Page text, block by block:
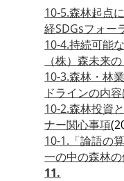
10-5.森林起点
経SDGsフォー
10-4.持続可能
（株）森未来
10-3.森林・林
ドラインの内
10-2.森林投資
ナー関心事項
10-1.「論語の
一の中の森林
11.